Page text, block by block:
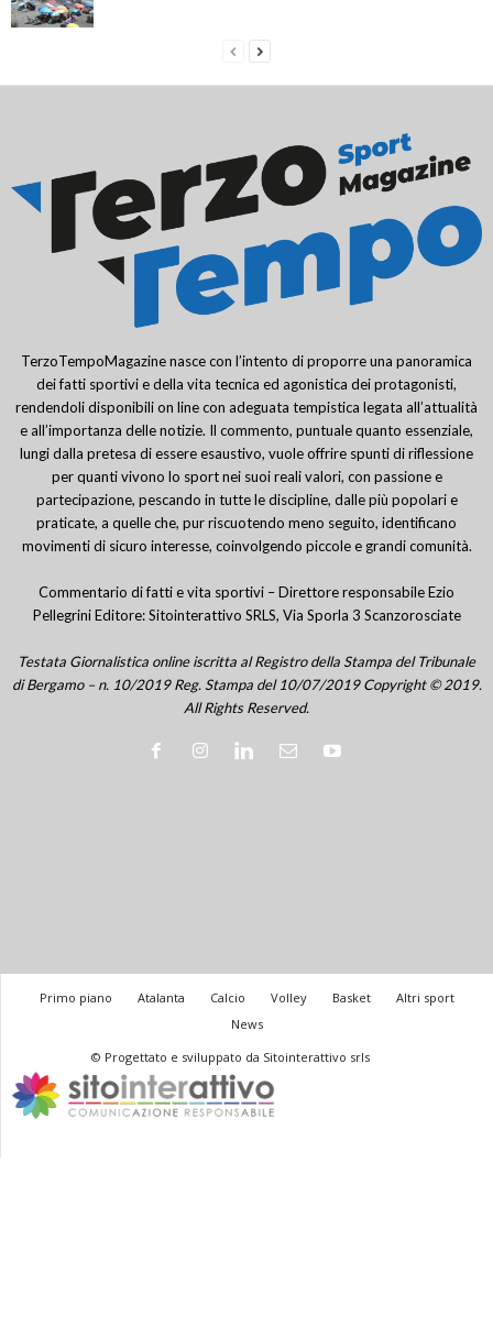
TerzoTempoMagazine nasce con l’intento di proporre una panoramica
dei fatti sportivi e della vita tecnica ed agonistica dei protagonisti,
rendendoli disponibili on line con adeguata tempistica legata all’attualità
e all’importanza delle notizie. Il commento, puntuale quanto essenziale,
lungi dalla pretesa di essere esaustivo, vuole offrire spunti di riflessione
per quanti vivono lo sport nei suoi reali valori, con passione e
partecipazione, pescando in tutte le discipline, dalle più popolari e
praticate, a quelle che, pur riscuotendo meno seguito, identificano
movimenti di sicuro interesse, coinvolgendo piccole e grandi comunità.
Commentario di fatti e vita sportivi – Direttore responsabile Ezio
Pellegrini Editore: Sitointerattivo SRLS, Via Sporla 3 Scanzorosciate
Testata Giornalistica online iscritta al Registro della Stampa del Tribunale
di Bergamo – n. 10/2019 Reg. Stampa del 10/07/2019 Copyright © 2019.
All Rights Reserved.
Primo piano Atalanta Calcio Volley Basket
Altri sport
News
© Progettato e sviluppato da Sitointerattivo srls